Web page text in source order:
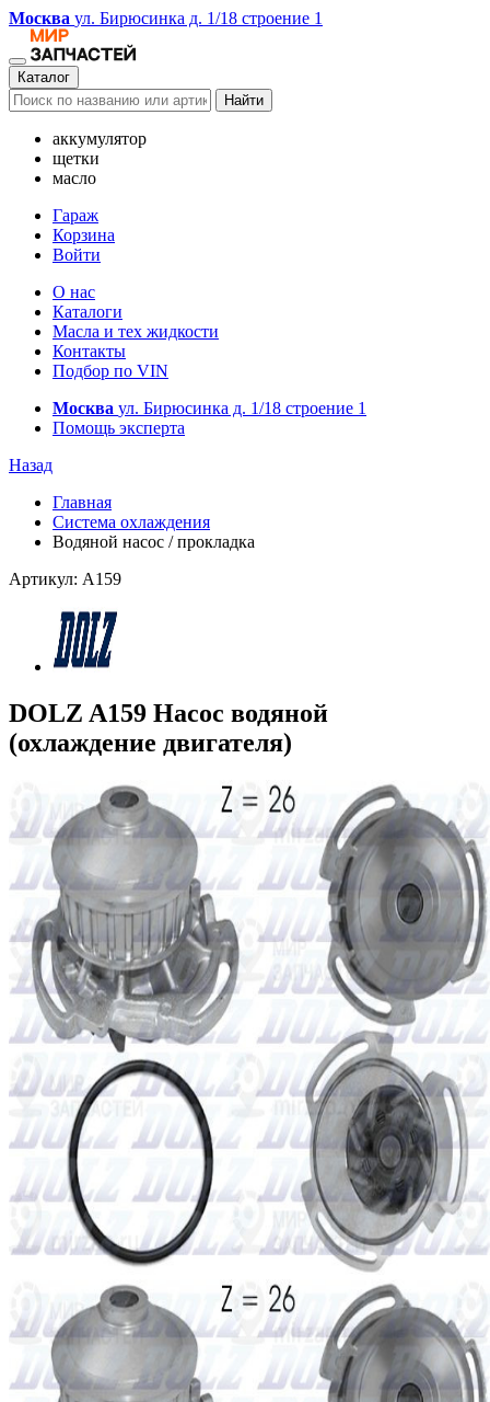
Москва ул. Бирюсинка д. 1/18 строение 1
Каталог
Найти
аккумулятор
щетки
масло
Гараж
Корзина
Войти
О нас
Каталоги
Масла и тех жидкости
Контакты
Подбор по VIN
Москва ул. Бирюсинка д. 1/18 строение 1
Помощь эксперта
Назад
Главная
Система охлаждения
Водяной насос / прокладка
Артикул: A159
DOLZ A159 Насос водяной
(охлаждение двигателя)